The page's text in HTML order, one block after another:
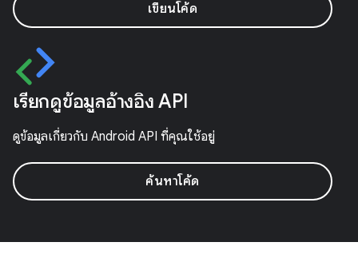
เขียนโค้ด
เรียกดูข้อมูลอ้างอิง API
ดูข้อมูลเกี่ยวกับ Android API ที่คุณใช้อยู่
ค้นหาโค้ด